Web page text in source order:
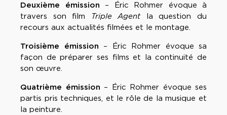
Deuxième émission – Éric Rohmer évoque à
travers son film
Triple Agentla question du
recours aux actualités filmées et le montage.
Troisième émission – Éric Rohmer évoque sa
façon de préparer ses films et la continuité de
son œuvre.
Quatrième émission – Éric Rohmer évoque ses
partis pris techniques, et le rôle de la musique et
la peinture.